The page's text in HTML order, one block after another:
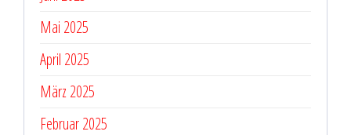
Mai 2025
April 2025
März 2025
Februar 2025